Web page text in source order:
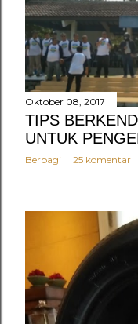
Oktober 08, 2017
TIPS
UNTUK
Berbagi 25 komentar